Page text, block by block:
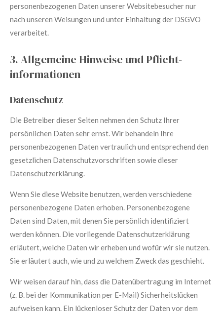
personenbezogenen Daten unserer Websitebesucher nur
nach unseren Weisungen und unter Einhaltung der DSGVO
verarbeitet.
3. Allgemeine Hinweise und Pflicht­
informationen
Datenschutz
Die Betreiber dieser Seiten nehmen den Schutz Ihrer
persönlichen Daten sehr ernst. Wir behandeln Ihre
personenbezogenen Daten vertraulich und entsprechend den
gesetzlichen Datenschutzvorschriften sowie dieser
Datenschutzerklärung.
Wenn Sie diese Website benutzen, werden verschiedene
personenbezogene Daten erhoben. Personenbezogene
Daten sind Daten, mit denen Sie persönlich identifiziert
werden können. Die vorliegende Datenschutzerklärung
erläutert, welche Daten wir erheben und wofür wir sie nutzen.
Sie erläutert auch, wie und zu welchem Zweck das geschieht.
Wir weisen darauf hin, dass die Datenübertragung im Internet
(z. B. bei der Kommunikation per E-Mail) Sicherheitslücken
aufweisen kann. Ein lückenloser Schutz der Daten vor dem